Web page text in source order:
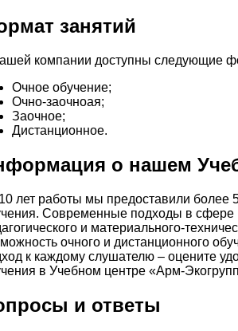
занятий
компании доступны следующие
Очное обучение;
Очно-заочноая;
Заочное;
Дистанционное.
о нашем
лет работы мы предоставили более
Современные подходы в сфере
и материального-
очного и дистанционного
к каждому слушателю – оцените
в Учебном центре «Арм-
и ответы